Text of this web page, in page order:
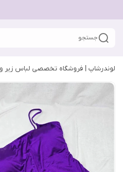
جستجو
لوندرشاپ | فروشگاه تخصصی لباس زیر و